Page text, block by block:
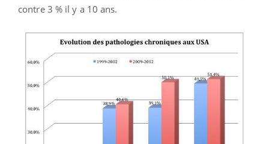
contre 3 % il y a 10 ans.